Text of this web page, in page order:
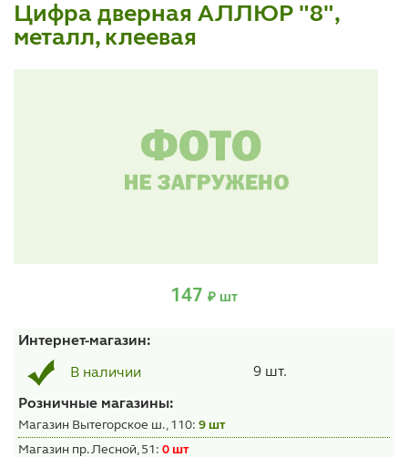
Цифра дверная АЛЛЮР "8",
металл, клеевая
147 ₽ шт
Интернет-магазин:
В наличии 9 шт.
Розничные магазины:
Магазин Вытегорское ш., 110: 9 шт
Магазин пр. Лесной, 51: 0 шт